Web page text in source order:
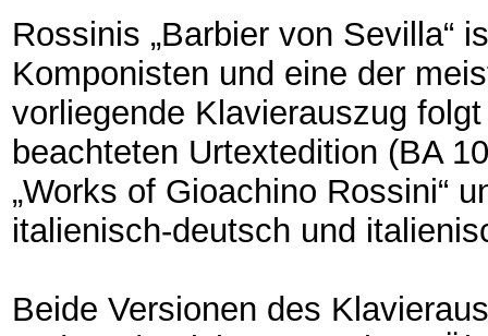
Rossinis „Barbier von Sevilla“
Komponisten und eine der
vorliegende Klavierauszug
beachteten Urtextedition (BA
„Works of Gioachino Rossini“
italienisch-deutsch und
Beide Versionen des